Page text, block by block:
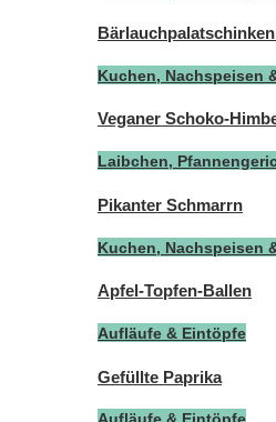
Kuchen, Nachspeisen
Veganer Schoko-
Laibchen,
Pikanter Schmarrn
Kuchen, Nachspeisen
Apfel-Topfen-Ballen
Aufläufe & Eintöpfe
Gefüllte Paprika